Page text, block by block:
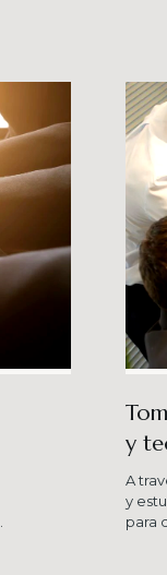
y
A
y
para